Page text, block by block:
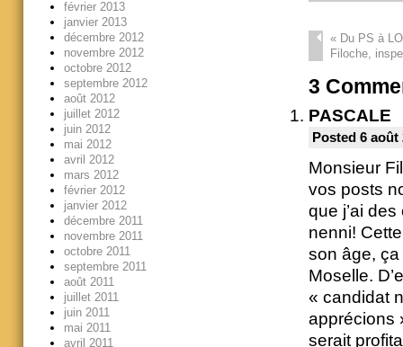
«Du PS à
Filoche,
3
PASCALE
Posted 6 août
Monsieur
vos posts
que j’ai
nenni!
son âge,
Moselle.
« candidat
apprécions
serait
février 2013
janvier 2013
décembre 2012
novembre 2012
octobre 2012
septembre 2012
août 2012
juillet 2012
juin 2012
mai 2012
avril 2012
mars 2012
février 2012
janvier 2012
décembre 2011
novembre 2011
octobre 2011
septembre 2011
août 2011
juillet 2011
juin 2011
mai 2011
avril 2011